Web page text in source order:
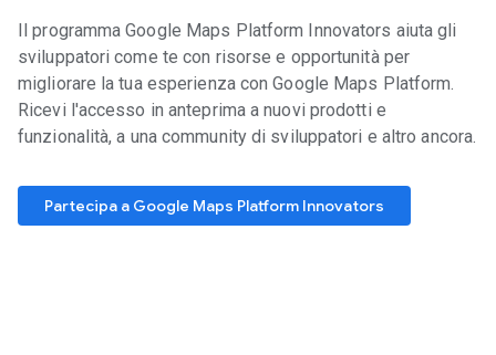
Il programma Google Maps Platform Innovators aiuta gli
sviluppatori come te con risorse e opportunità per
migliorare la tua esperienza con Google Maps Platform.
Ricevi l'accesso in anteprima a nuovi prodotti e
funzionalità, a una community di sviluppatori e altro ancora.
Partecipa a Google Maps Platform Innovators